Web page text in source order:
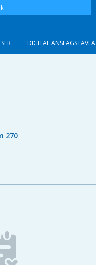
DIGITAL ANSLAGSTAVLA
270